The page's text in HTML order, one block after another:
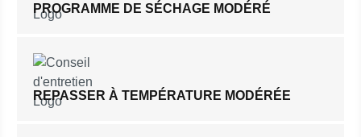
PROGRAMME DE SÉCHAGE MODÉRÉ
REPASSER À TEMPÉRATURE MODÉRÉE